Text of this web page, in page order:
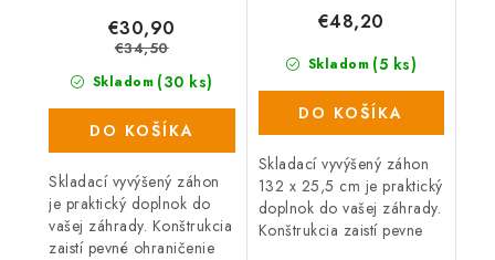
Skladom (30 ks)
€30,90
€34,50
DO KOŠÍKA
Skladací vyvýšený záhon
je praktický doplnok do
vašej záhrady. Konštrukcia
zaistí pevné ohraničenie
Skladom (5 ks)
€48,20
DO KOŠÍKA
Skladací vyvýšený záhon
132 x 25,5 cm je praktický
doplnok do vašej záhrady.
Konštrukcia zaistí pevne